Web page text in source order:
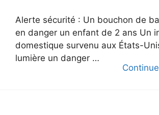
Alerte sécurité : Un bouchon de
en danger un enfant de 2 ans Un
domestique survenu aux États-
lumière un danger …